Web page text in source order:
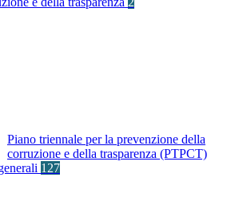
Piano triennale per la prevenzione della
corruzione e della trasparenza (PTPCT)
127